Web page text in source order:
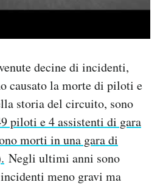
decine di incidenti,
causato la morte di piloti e
storia del circuito, sono
piloti e 4 assistenti di gara
morti in una gara di
Negli ultimi anni sono
meno gravi ma